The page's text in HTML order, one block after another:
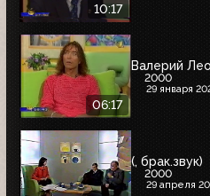
10:17
06:17
Валерий
2000
29 января
(, брак.звук)
2000
29 апреля